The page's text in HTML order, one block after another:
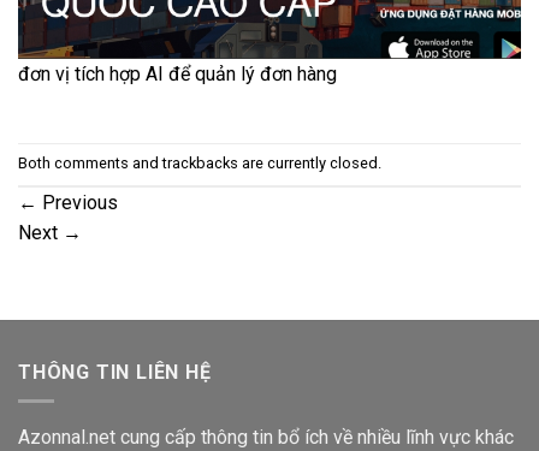
đơn vị tích hợp AI để quản lý đơn hàng
Both comments and trackbacks are currently closed.
← Previous
Next →
THÔNG TIN LIÊN HỆ
Azonnal.net cung cấp thông tin bổ ích về nhiều lĩnh vực khác